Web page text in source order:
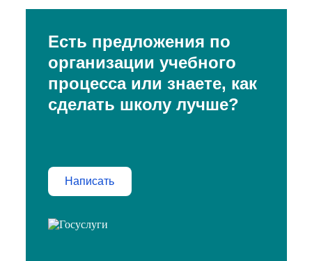
Есть предложения по
организации учебного
процесса или знаете, как
сделать школу лучше?
Написать